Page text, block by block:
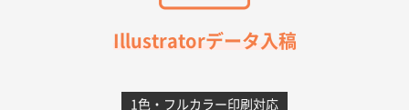
フレキソレジ袋 Uバッグ 35号
5000枚
2026年06月28日 15:14Illustratorデータ入稿
1色・フルカラー印刷対応